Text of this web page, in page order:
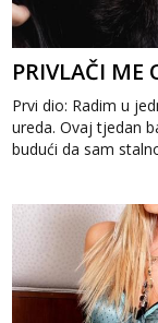
Prvi dio: Radim u
ureda. Ovaj tjedan
budući da sam